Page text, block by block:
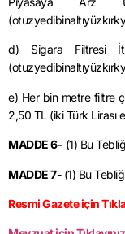
d) Sigara Filtresi
e) Her bin metre filtre
2,50 TL (iki Türk Lirası
MADDE 6- (1) Bu Tebliğ
MADDE 7- (1) Bu
Resmi Gazete için